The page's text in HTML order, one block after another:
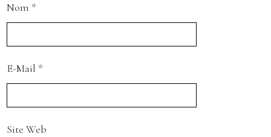
Nom *
E-Mail *
Site Web